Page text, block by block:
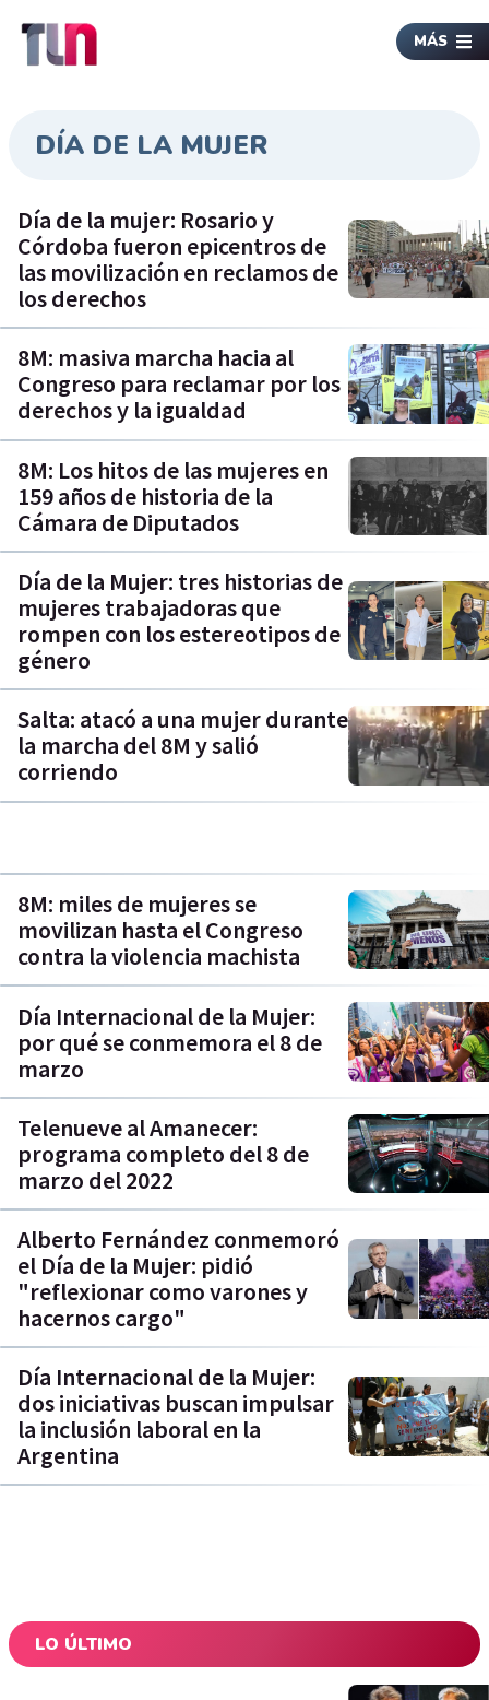
MÁS
DÍA DE LA MUJER
Día de la mujer: Rosario y
Córdoba fueron epicentros de
las movilización en reclamos de
los derechos
8M: masiva marcha hacia al
Congreso para reclamar por los
derechos y la igualdad
8M: Los hitos de las mujeres en
159 años de historia de la
Cámara de Diputados
Día de la Mujer: tres historias de
mujeres trabajadoras que
rompen con los estereotipos de
género
Salta: atacó a una mujer durante
la marcha del 8M y salió
corriendo
8M: miles de mujeres se
movilizan hasta el Congreso
contra la violencia machista
Día Internacional de la Mujer:
por qué se conmemora el 8 de
marzo
Telenueve al Amanecer:
programa completo del 8 de
marzo del 2022
Alberto Fernández conmemoró
el Día de la Mujer: pidió
"reflexionar como varones y
hacernos cargo"
Día Internacional de la Mujer:
dos iniciativas buscan impulsar
la inclusión laboral en la
Argentina
LO ÚLTIMO